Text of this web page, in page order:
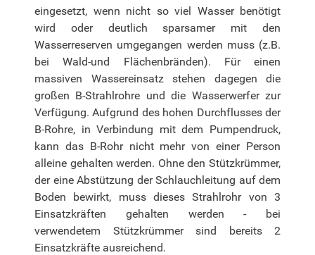
eingesetzt, wenn nicht so viel Wasser benötigt
wird oder deutlich sparsamer mit den
Wasserreserven umgegangen werden muss (z.B.
bei Wald-und Flächenbränden). Für einen
massiven Wassereinsatz stehen dagegen die
großen B-Strahlrohre und die Wasserwerfer zur
Verfügung. Aufgrund des hohen Durchflusses der
B-Rohre, in Verbindung mit dem Pumpendruck,
kann das B-Rohr nicht mehr von einer Person
alleine gehalten werden. Ohne den Stützkrümmer,
der eine Abstützung der Schlauchleitung auf dem
Boden bewirkt, muss dieses Strahlrohr von 3
Einsatzkräften gehalten werden - bei
verwendetem Stützkrümmer sind bereits 2
Einsatzkräfte ausreichend.